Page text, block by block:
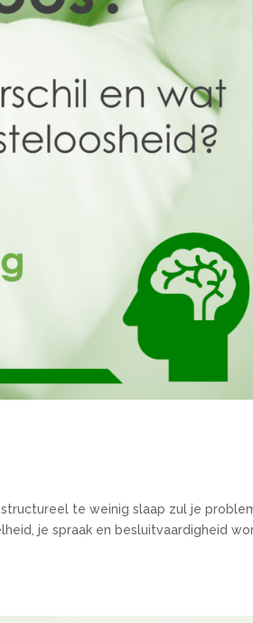
te weinig slaap zul je
je spraak en besluitvaardigheid